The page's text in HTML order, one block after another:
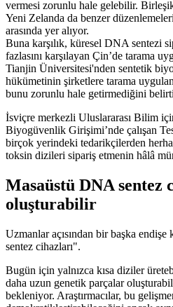
vermesi zorunlu hale gelebilir.
Yeni Zelanda da benzer
arasında yer alıyor.
Buna karşılık, küresel DNA sentezi
fazlasını karşılayan Çin’de tarama
Tianjin Üniversitesi'nden sentetik
hükümetinin şirketlere tarama
bunu zorunlu hale getirmediğini
İsviçre merkezli Uluslararası Bilim
Biyogüvenlik Girişimi’nde çalışan
birçok yerindeki tedarikçilerden
toksin dizileri sipariş etmenin hâlâ
Masaüstü DNA sentez
oluşturabilir
Uzmanlar açısından bir başka
sentez cihazları".
Bugün için yalnızca kısa diziler
daha uzun genetik parçalar
bekleniyor. Araştırmacılar, bu